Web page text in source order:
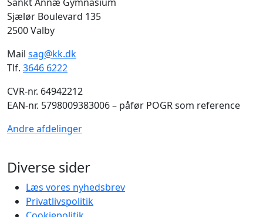
Sjælør Boulevard 135
2500 Valby
Mail sag@kk.dk
Tlf. 3646 6222
CVR-nr. 64942212
EAN-nr. 5798009383006 – påfør POGR som reference
Andre afdelinger
Diverse sider
Læs vores nyhedsbrev
Privatlivspolitik